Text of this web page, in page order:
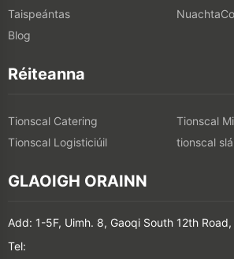
Taispeántas
Blog
Réiteanna
Tionscal Catering
Tionscal
Tionscal Logisticiúil
tionscal
GLAOIGH ORAINN
Add: 1-5F, Uimh. 8, Gaoqi South 12th
Tel: